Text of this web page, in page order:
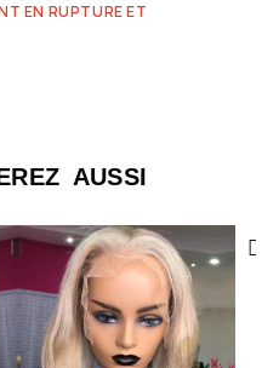
EN RUPTURE ET
AUSSI